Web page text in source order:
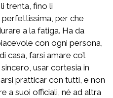
trenta, fino li
perfettissima, per che
a la fatiga. Ha da
con ogni persona,
casa, farsi amare co’l
usar cortesia in
pratticar con tutti, e non
a suoi officiali, né ad altra